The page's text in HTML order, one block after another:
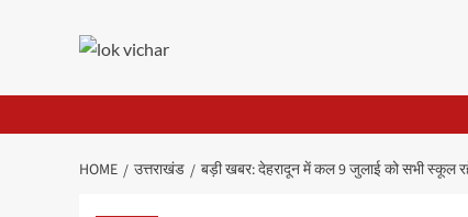
HOME उत्तराखंड बड़ी खबर: देहरादून में कल 9 जुलाई को सभी स्कूल